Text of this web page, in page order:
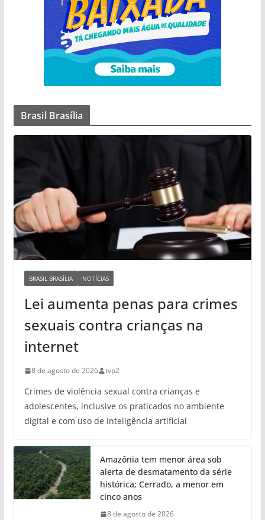
Brasil Brasília
BRASIL BRASÍLIA NOTÍCIAS
Lei aumenta penas para crimes
sexuais contra crianças na
internet
8 de agosto de 2026 tvp2
Crimes de violência sexual contra crianças e
adolescentes, inclusive os praticados no ambiente
digital e com uso de inteligência artificial
Amazônia tem menor área sob
alerta de desmatamento da série
histórica; Cerrado, a menor em
cinco anos
8 de agosto de 2026